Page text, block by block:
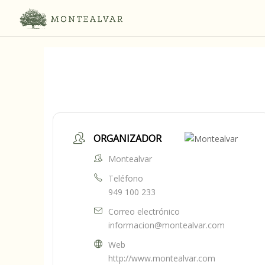
ORGANIZADOR
Montealvar
Teléfono
949 100 233
Correo electrónico
informacion@montealvar.com
Web
http://www.montealvar.com